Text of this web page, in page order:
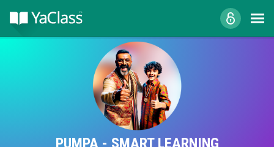
PUMPA - SMART LEARNING